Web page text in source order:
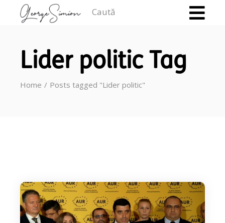
Lider politic Tag
Home Posts tagged "Lider politic"